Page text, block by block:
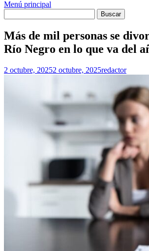
Menú principal
Más de mil personas se
Río Negro en lo que va del
2 octubre, 20252 octubre, 2025redactor